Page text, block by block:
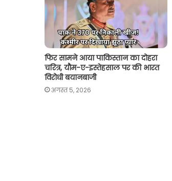
फिर सामने आया पाकिस्तान का दोहरा
चरित्र, यौम-ए-इस्तेहसाल पर की भारत
विरोधी बयानबाजी
अगस्त 5, 2026